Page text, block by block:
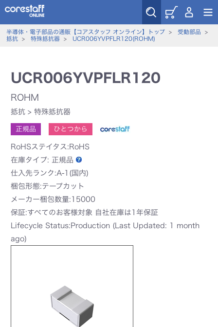
半導体・電子部品の通販【コアスタッフ オンライン】トップ> 受動部品 >
抵抗> 特殊抵抗器> UCR006YVPFLR120(ROHM)
UCR006YVPFLR120
ROHM
抵抗 >特殊抵抗器
正規品 ひとつから
RoHSステイタス:RoHS
在庫タイプ: 正規品
仕入先ランク:A-1(国内)
梱包形態:テープカット
メーカー梱包数量:15000
保証:すべてのお客様対象 自社在庫は1年保証
Lifecycle Status:Production (Last Updated: 1 month
ago)